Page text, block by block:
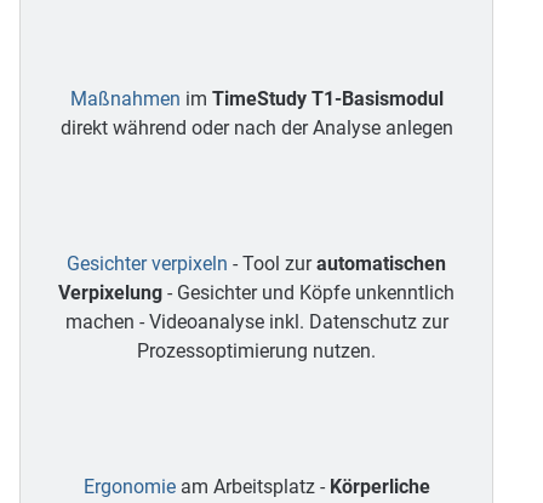
Maßnahmen im TimeStudy T1-Basismodul
direkt während oder nach der Analyse anlegen
Gesichter verpixeln - Tool zurautomatischen
Verpixelung - Gesichter und Köpfe unkenntlich
machen - Videoanalyse inkl. Datenschutz zur
Prozessoptimierung nutzen.
Ergonomieam Arbeitsplatz - Körperliche